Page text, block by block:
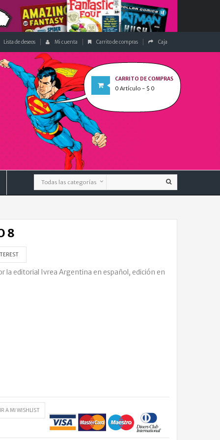
Lista de deseos Mi cuenta Carrito de compras Caja
CARRITO DE COMPRAS
0 Artículo - $ 0
8
la editorial Ivrea Argentina en español, edición en
A MI WISHLIST